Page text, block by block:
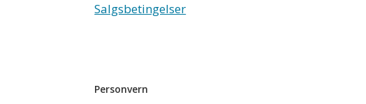
Salgsbetingelser
Personvern